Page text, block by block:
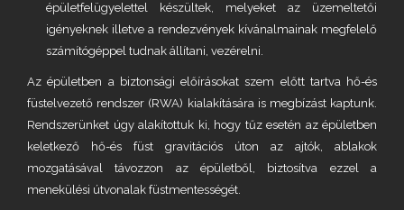
épületfelügyelettel készültek, melyeket az üzemeltetői
igényeknek illetve a rendezvények kívánalmainak megfelelő
számítógéppel tudnak állítani, vezérelni.
Az épületben a biztonsági előírásokat szem előtt tartva hő-és
füstelvezető rendszer (RWA) kialakítására is megbízást kaptunk.
Rendszerünket úgy alakítottuk ki, hogy tűz esetén az épületben
keletkező hő-és füst gravitációs úton az ajtók, ablakok
mozgatásával távozzon az épületből, biztosítva ezzel a
menekülési útvonalak füstmentességét.